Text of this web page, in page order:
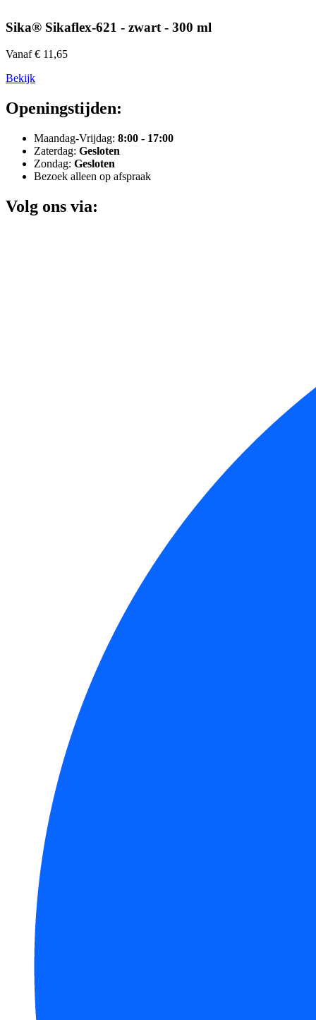
Sika® Sikaflex-621 - zwart - 300 ml
Vanaf € 11,65
Bekijk
Openingstijden:
Maandag-Vrijdag: 8:00 - 17:00
Zaterdag: Gesloten
Zondag: Gesloten
Bezoek alleen op afspraak
Volg ons via: